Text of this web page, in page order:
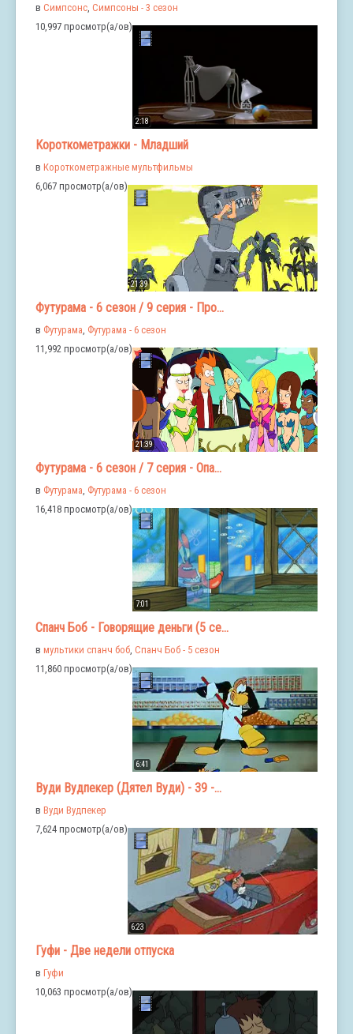
в Симпсонс Симпсоны - 3 сезон
10,997 просмотр(а/ов)
2:18
Короткометражки - Младший
в Короткометражные мультфильмы
6,067 просмотр(а/ов)
21:39
Футурама - 6 сезон / 9 серия - Про...
в Футурама, Футурама - 6 сезон
11,992 просмотр(а/ов)
21:39
Футурама - 6 сезон / 7 серия - Опа...
в Футурама Футурама - 6 сезон
16,418 просмотр(а/ов)
7:01
Спанч Боб - Говорящие деньги (5 се...
в мультики спанч боб, Спанч Боб - 5 сезон
11,860 просмотр(а/ов)
6:41
Вуди Вудпекер (Дятел Вуди) - 39 -...
в Вуди Вудпекер
7,624 просмотр(а/ов)
6:23
Гуфи - Две недели отпуска
в Гуфи
10,063 просмотр(а/ов)